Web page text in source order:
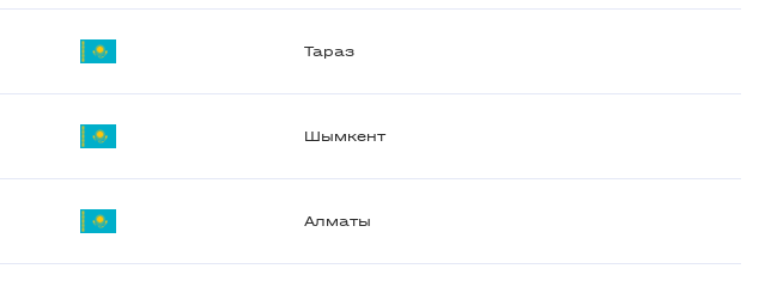
Тараз
Шымкент
Алматы